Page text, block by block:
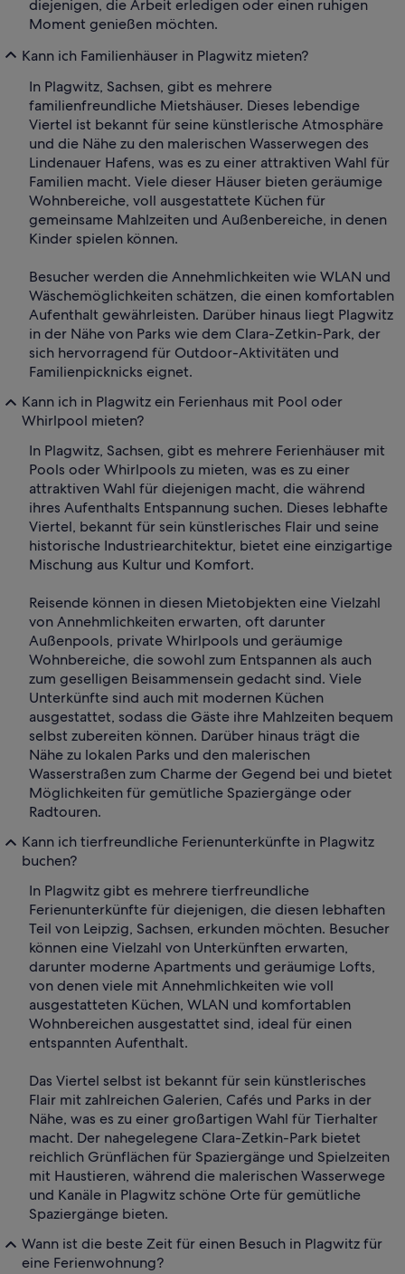
diejenigen, die Arbeit erledigen oder einen ruhigen
Moment genießen möchten.
Kann ich Familienhäuser in Plagwitz mieten?
In Plagwitz, Sachsen, gibt es mehrere
familienfreundliche Mietshäuser. Dieses lebendige
Viertel ist bekannt für seine künstlerische Atmosphäre
und die Nähe zu den malerischen Wasserwegen des
Lindenauer Hafens, was es zu einer attraktiven Wahl für
Familien macht. Viele dieser Häuser bieten geräumige
Wohnbereiche, voll ausgestattete Küchen für
gemeinsame Mahlzeiten und Außenbereiche, in denen
Kinder spielen können.
Besucher werden die Annehmlichkeiten wie WLAN und
Wäschemöglichkeiten schätzen, die einen komfortablen
Aufenthalt gewährleisten. Darüber hinaus liegt Plagwitz
in der Nähe von Parks wie dem Clara-Zetkin-Park, der
sich hervorragend für Outdoor-Aktivitäten und
Familienpicknicks eignet.
Kann ich in Plagwitz ein Ferienhaus mit Pool oder
Whirlpool mieten?
In Plagwitz, Sachsen, gibt es mehrere Ferienhäuser mit
Pools oder Whirlpools zu mieten, was es zu einer
attraktiven Wahl für diejenigen macht, die während
ihres Aufenthalts Entspannung suchen. Dieses lebhafte
Viertel, bekannt für sein künstlerisches Flair und seine
historische Industriearchitektur, bietet eine einzigartige
Mischung aus Kultur und Komfort.
Reisende können in diesen Mietobjekten eine Vielzahl
von Annehmlichkeiten erwarten, oft darunter
Außenpools, private Whirlpools und geräumige
Wohnbereiche, die sowohl zum Entspannen als auch
zum geselligen Beisammensein gedacht sind. Viele
Unterkünfte sind auch mit modernen Küchen
ausgestattet, sodass die Gäste ihre Mahlzeiten bequem
selbst zubereiten können. Darüber hinaus trägt die
Nähe zu lokalen Parks und den malerischen
Wasserstraßen zum Charme der Gegend bei und bietet
Möglichkeiten für gemütliche Spaziergänge oder
Radtouren.
Kann ich tierfreundliche Ferienunterkünfte in Plagwitz
buchen?
In Plagwitz gibt es mehrere tierfreundliche
Ferienunterkünfte für diejenigen, die diesen lebhaften
Teil von Leipzig, Sachsen, erkunden möchten. Besucher
können eine Vielzahl von Unterkünften erwarten,
darunter moderne Apartments und geräumige Lofts,
von denen viele mit Annehmlichkeiten wie voll
ausgestatteten Küchen, WLAN und komfortablen
Wohnbereichen ausgestattet sind, ideal für einen
entspannten Aufenthalt.
Das Viertel selbst ist bekannt für sein künstlerisches
Flair mit zahlreichen Galerien, Cafés und Parks in der
Nähe, was es zu einer großartigen Wahl für Tierhalter
macht. Der nahegelegene Clara-Zetkin-Park bietet
reichlich Grünflächen für Spaziergänge und Spielzeiten
mit Haustieren, während die malerischen Wasserwege
und Kanäle in Plagwitz schöne Orte für gemütliche
Spaziergänge bieten.
Wann ist die beste Zeit für einen Besuch in Plagwitz für
eine Ferienwohnung?